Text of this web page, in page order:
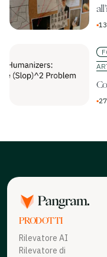
▪
▪
PRODOTTI
Rilevatore AI
Rilevatore di